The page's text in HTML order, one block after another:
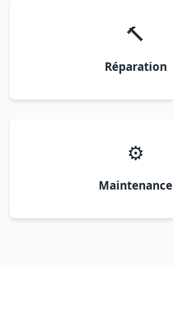
🔨
Réparation
⚙️
Maintenance